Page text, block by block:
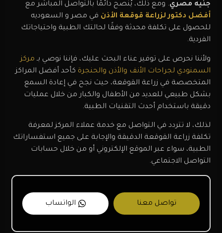
جنيه مصري. ومع ذلك، يُنصح دائمًا بالتواصل المباشر مع
أفضل دكتور لزراعة قوقعة الأذن في مصر و السعوديه
للحصول على تكلفة محدثة وفقًا لحالتك الطبية واحتياجاتك
الفردية.
ولأننا نحرص على توفير عناء البحث عليك، فإننا نوصي بـ مركز
السمنودي لجراحات الأنف والأذن والحنجرة كأحد أفضل المراكز
المتخصصة في زراعة القوقعة، حيث نجح في إعادة السمع
بشكل طبيعي للعديد من الأطفال والكبار من خلال عمليات
دقيقة باستخدام أحدث التقنيات الطبية.
لذلك، لا تتردد في التواصل مع خدمة عملاء المركز لمعرفة
تكلفة زراعة القوقعة الدقيقة والإجابة على جميع استفساراتك
الطبية، سواء عبر الموقع الإلكتروني أو من خلال حسابات
التواصل الاجتماعي.
تواصل معنا الواتساب